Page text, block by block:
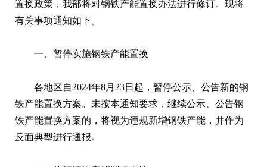
置换政策，我部将对钢铁产能置换办法进行修订。现将
有关事项通知如下。
一、暂停实施钢铁产能置换
各地区自2024年8月23日起，暂停公示、公告新的钢
铁产能置换方案。未按本通知要求，继续公示、公告钢
铁产能置换方案的，将视为违规新增钢铁产能，并作为
反面典型进行通报。